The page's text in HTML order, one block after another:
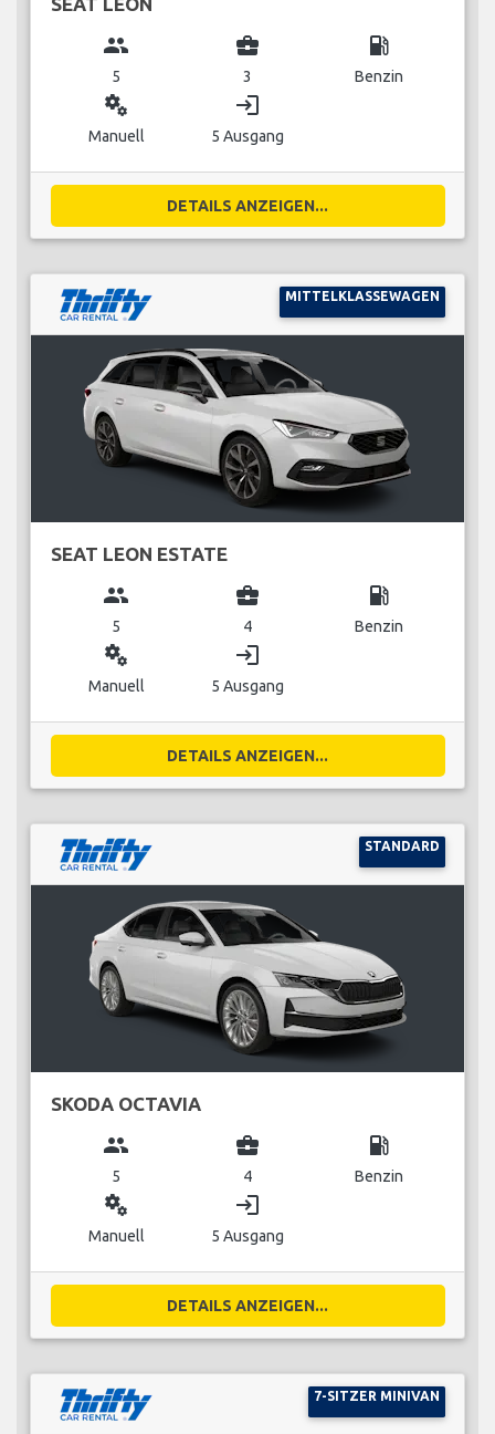
group
5
business_center
3
local_gas_station
Benzin
miscellaneous_services
Manuell
login
5 Ausgang
DETAILS ANZEIGEN...
MITTELKLASSEWAGEN
SEAT LEON ESTATE
group
5
business_center
4
local_gas_station
Benzin
miscellaneous_services
Manuell
login
5 Ausgang
DETAILS ANZEIGEN...
STANDARD
SKODA OCTAVIA
group
5
business_center
4
local_gas_station
Benzin
miscellaneous_services
Manuell
login
5 Ausgang
DETAILS ANZEIGEN...
7-SITZER MINIVAN